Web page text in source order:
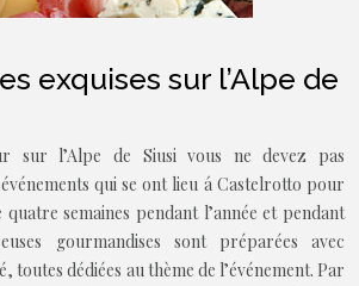
exquises sur l’Alpe de
sur l’Alpe de Siusi vous ne devez pas
qui se ont lieu á Castelrotto pour
semaines pendant l’année et pendant
gourmandises sont préparées avec
toutes dédiées au thème de l’événement. Par